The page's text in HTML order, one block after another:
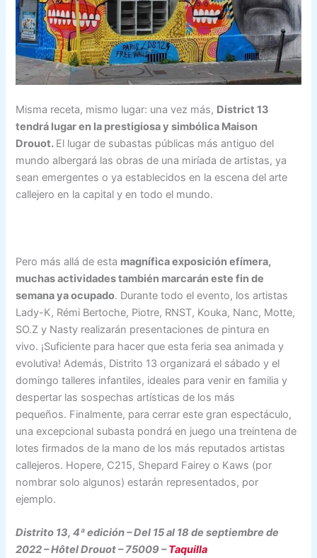
Misma receta, mismo lugar: una vez más, District 13
tendrá lugar en la prestigiosa y simbólica Maison
Drouot. El lugar de subastas públicas más antiguo del
mundo albergará las obras de una miríada de artistas, ya
sean emergentes o ya establecidos en la escena del arte
callejero en la capital y en todo el mundo.
Pero más allá de esta magnífica exposición efímera,
muchas actividades también marcarán este fin de
semana ya ocupado. Durante todo el evento, los artistas
Lady-K, Rémi Bertoche, Piotre, RNST, Kouka, Nanc, Motte,
SO.Z y Nasty realizarán presentaciones de pintura en
vivo. ¡Suficiente para hacer que esta feria sea animada y
evolutiva! Además, Distrito 13 organizará el sábado y el
domingo talleres infantiles, ideales para venir en familia y
despertar las sospechas artísticas de los más
pequeños. Finalmente, para cerrar este gran espectáculo,
una excepcional subasta pondrá en juego una treintena de
lotes firmados de la mano de los más reputados artistas
callejeros. Hopere, C215, Shepard Fairey o Kaws (por
nombrar solo algunos) estarán representados, por
ejemplo.
Distrito 13, 4ª edición – Del 15 al 18 de septiembre de
2022 – Hôtel Drouot – 75009 –Taquilla